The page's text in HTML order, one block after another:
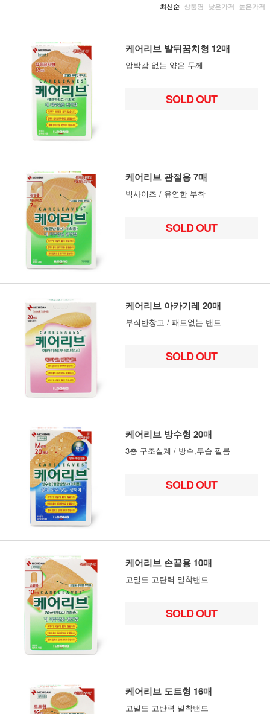
최신순 상품명 낮은가격 높은가격
케어리브 발뒤꿈치형 12매
압박감 없는 얇은 두께
SOLD OUT
케어리브 관절용 7매
빅사이즈 / 유연한 부착
SOLD OUT
케어리브 아카기레 20매
부직반창고 / 패드없는 밴드
SOLD OUT
케어리브 방수형 20매
3층 구조설계 / 방수,투습 필름
SOLD OUT
케어리브 손끝용 10매
고밀도 고탄력 밀착밴드
SOLD OUT
케어리브 도트형 16매
고밀도 고탄력 밀착밴드